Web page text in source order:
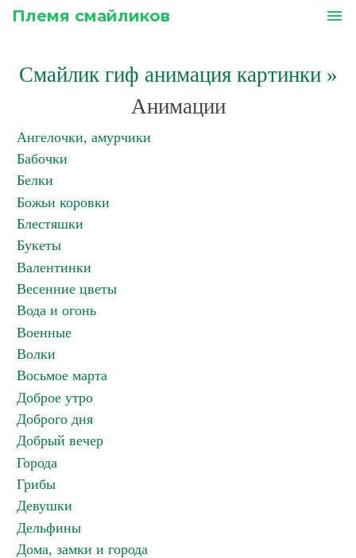
Племя смайликов menu
Смайлик гиф анимация картинки»
Анимации
Ангелочки, амурчики
Бабочки
Белки
Божьи коровки
Блестяшки
Букеты
Валентинки
Весенние цветы
Вода и огонь
Военные
Волки
Восьмое марта
Доброе утро
Доброго дня
Добрый вечер
Города
Грибы
Девушки
Дельфины
Дома, замки и города